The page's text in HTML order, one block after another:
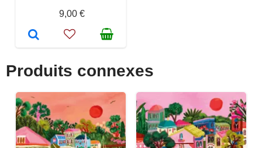
9,00 €
Produits connexes